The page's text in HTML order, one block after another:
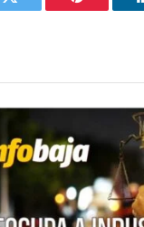
Twitter Pinterest